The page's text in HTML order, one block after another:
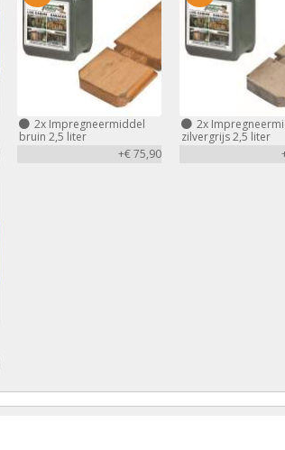
2xImpregneermiddel
bruin 2,5 liter
+€ 75,90
2x
zilvergrijs 2,5 liter